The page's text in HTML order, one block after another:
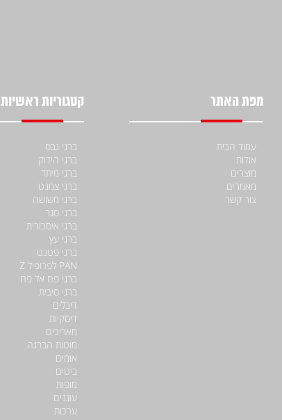
מפת האתר
עמוד הבית
אודות
מוצרים
מאמרים
צור קשר
קטגוריות ראשיות
ברגי גבס
ברגי הידוק
ברגי מיתד
ברגי צמנט
ברגי משושה
ברגי סגר
ברגי איסכורית
ברגי עץ
ברגי פטנט
PAN לפרופיל Z
ברגי פח אל פח
ברגי סיבית
דיבלים
דיסקיות
מאריכים
מוטות הברגה
אומים
ביטים
מופות
עוגנים
ערכות